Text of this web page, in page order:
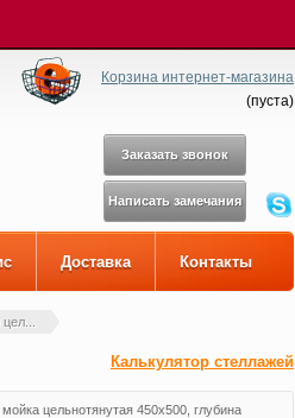
Корзина интернет-магазина
(пуста)
Заказать звонок
Написать замечания
Доставка Контакты
Калькулятор стеллажей
цельнотянутая 450х500, глубина